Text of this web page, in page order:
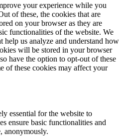
your experience while you
of these, the cookies that are
on your browser as they are
functionalities of the website. We
help us analyze and understand how
will be stored in your browser
have the option to opt-out of these
of these cookies may affect your
essential for the website to
ensure basic functionalities and
anonymously.